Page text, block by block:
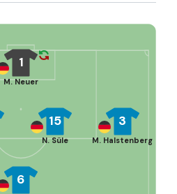
1
M. Neuer
3
M. Halstenberg
15
N. Süle
6